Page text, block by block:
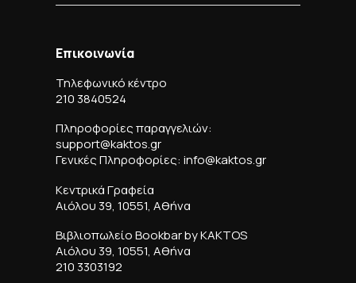
Επικοινωνία
Τηλεφωνικό κέντρο
210 3840524
Πληροφορίες παραγγελιών:
support@kaktos.gr
Γενικές Πληροφορίες: info@kaktos.gr
Κεντρικά Γραφεία
Αιόλου 39, 10551, Αθήνα
Βιβλιοπωλείο Bookbar by KAKTOS
Αιόλου 39, 10551, Αθήνα
210 3303192